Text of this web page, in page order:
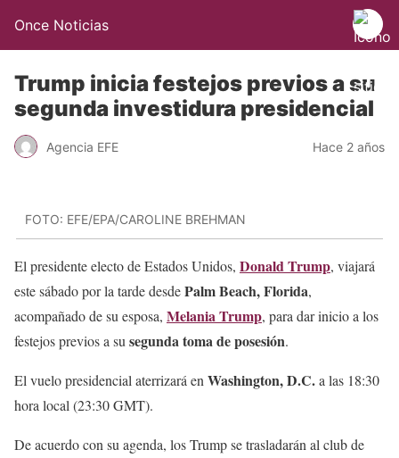
Once Noticias
Trump inicia festejos previos a su
segunda investidura presidencial
Agencia EFE Hace 2 años
FOTO: EFE/EPA/CAROLINE BREHMAN
El presidente electo de Estados Unidos, Donald Trump, viajará
este sábado por la tarde desdePalm Beach, Florida,
acompañado de su esposa, Melania Trump, para dar inicio a los
festejos previos a su segunda toma de posesión.
El vuelo presidencial aterrizará en Washington, D.C.a las 18:30
hora local (23:30 GMT).
De acuerdo con su agenda, los Trump se trasladarán al club de